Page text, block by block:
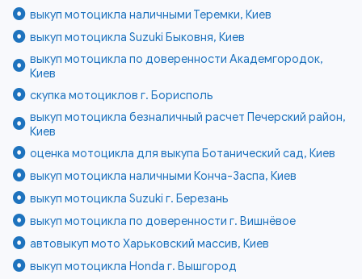
выкуп мотоцикла наличными Теремки, Киев
выкуп мотоцикла Suzuki Быковня, Киев
выкуп мотоцикла по доверенности Академгородок,
Киев
скупка мотоциклов г. Борисполь
выкуп мотоцикла безналичный расчет Печерский район,
Киев
оценка мотоцикла для выкупа Ботанический сад, Киев
выкуп мотоцикла наличными Конча-Заспа, Киев
выкуп мотоцикла Suzuki г. Березань
выкуп мотоцикла по доверенности г. Вишнёвое
автовыкуп мото Харьковский массив, Киев
выкуп мотоцикла Honda г. Вышгород